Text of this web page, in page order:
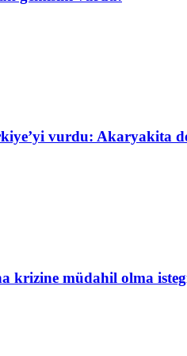
vurdu: Akaryakita
krizine müdahil olma